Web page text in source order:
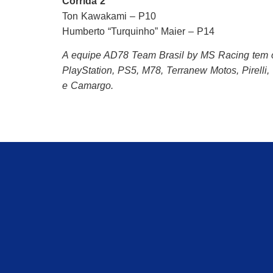
Ton Kawakami – P10
Humberto “Turquinho” Maier – P14
A equipe AD78 Team Brasil by MS Racing
PlayStation, PS5, M78, Terranew Motos,
e Camargo.